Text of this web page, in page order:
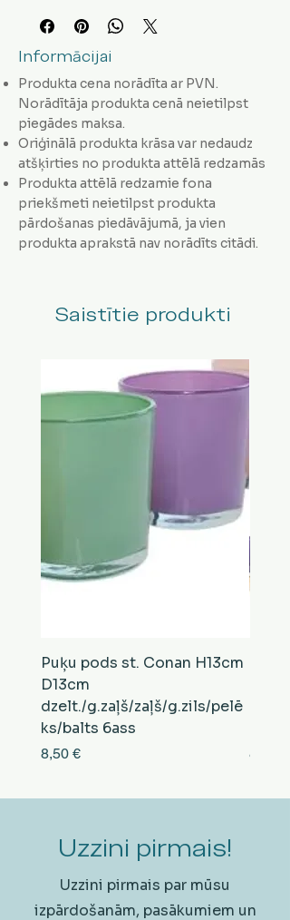
Informācijai
Produkta cena norādīta ar PVN.
Norādītāja produkta cenā neietilpst
piegādes maksa.
Oriģinālā produkta krāsa var nedaudz
atšķirties no produkta attēlā redzamās
Produkta attēlā redzamie fona
priekšmeti neietilpst produkta
pārdošanas piedāvājumā, ja vien
produkta aprakstā nav norādīts citādi.
Saistītie produkti
Puķu pods st. Conan H13cm
D13cm
dzelt./g.zaļš/zaļš/g.zils/pelē
ks/balts 6ass
Cena
8,50 € Cena
8,50 €
Uzzini pirmais!
Uzzini pirmais par mūsu
izpārdošanām, pasākumiem un